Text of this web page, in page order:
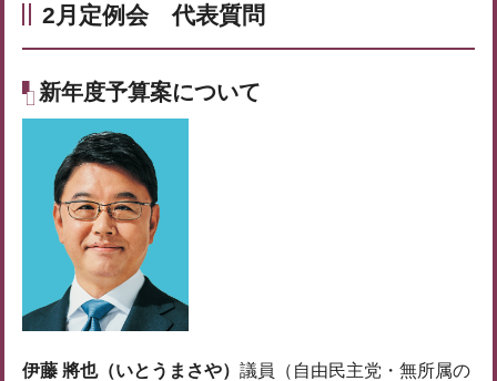
2月定例会 代表質問
新年度予算案について
伊藤 將也（いとうまさや） 議員（自由民主党・無所属の